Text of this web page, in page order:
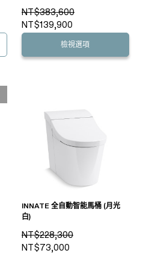
NT$383,600
NT$139,900
檢視選項
INNATE 全自動智能馬桶 (月光
白)
NT$228,300
NT$73,000